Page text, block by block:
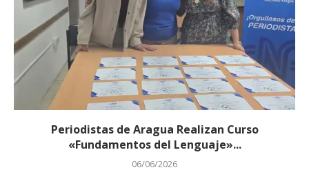
Periodistas de Aragua Realizan Curso
«Fundamentos del Lenguaje»...
06/06/2026